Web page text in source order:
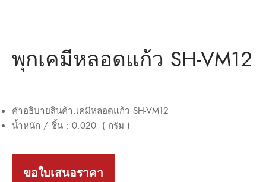
พุกเคมีหลอดแก้ว SH-VM12
คำอธิบายสินค้า:เคมีหลอดแก้ว SH-VM12
น้ำหนัก / ชิ้น : 0.020 ( กรัม )
ขอใบเสนอราคา